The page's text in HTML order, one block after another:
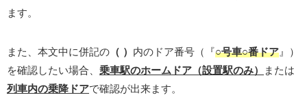
ます。
また、本文中に併記の （ ） 内のドア番号（『○号車○番ドア 』）
を確認したい場合、 乗車駅のホームドア（設置駅のみ）
または
列車内の乗降ドアで確認が出来ます。